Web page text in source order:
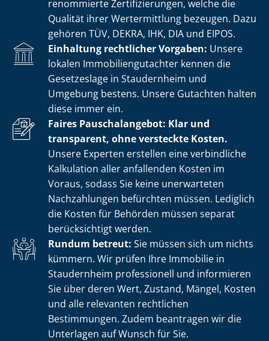
renommierte Zer­ti­fi­zie­run­gen, welche die
Qualität ihrer Wertermittlung bezeugen. Dazu
gehören TÜV, DEKRA, IHK, DIA und EIPOS.
Einhaltung rechtlicher Vorgaben: Unsere
lokalen Im­mo­bi­li­en­gut­ach­ter kennen die
Gesetzeslage in Staudernheim und
Umgebung bestens. Unsere Gutachten halten
diese immer ein.
Faires Pauschalangebot: Klar und
transparent, ohne versteckte Kosten.
Unsere Experten erstellen eine verbindliche
Kalkulation aller anfallenden Kosten im
Voraus, sodass Sie keine unerwarteten
Nachzahlungen befürchten müssen. Lediglich
die Kosten für Behörden müssen separat
berücksichtigt werden.
Rundum betreut: Sie müssen sich um nichts
kümmern. Wir prüfen Ihre Immobilie in
Staudernheim professionell und informieren
Sie über deren Wert, Zustand, Mängel, Kosten
und alle relevanten rechtlichen
Bestimmungen. Zudem beantragen wir die
Unterlagen auf Wunsch für Sie.